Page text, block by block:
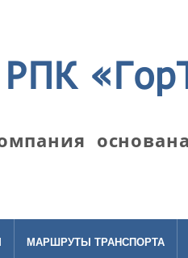
РПК
МАРШРУТЫ ТРАНСПОРТА